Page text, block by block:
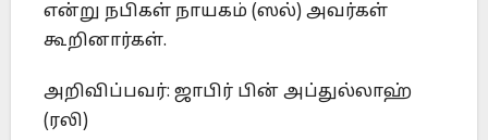
என்று நபிகள் நாயகம் (ஸல்) அவர்கள்
கூறினார்கள்.
அறிவிப்பவர்: ஜாபிர் பின் அப்துல்லாஹ்
(ரலி)